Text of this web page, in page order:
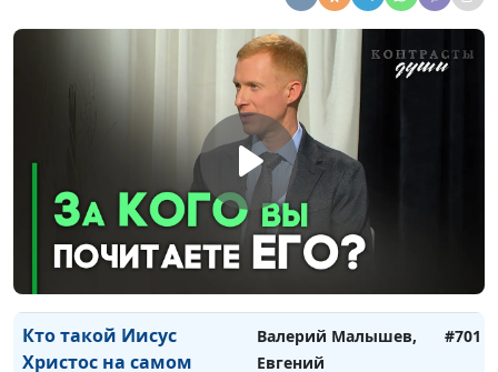
Перешивкин,
священнослужитель
Благословение Божьего
Валерий Малышев,
Евгений
Перешивкин,
священнослужитель
Смысл жизни: кто его
определяет?
Валерий Малышев,
Евгений
Перешивкин,
священнослужитель
Кто такой Иисус
Христос на самом
Валерий Малышев,
Евгений
#701